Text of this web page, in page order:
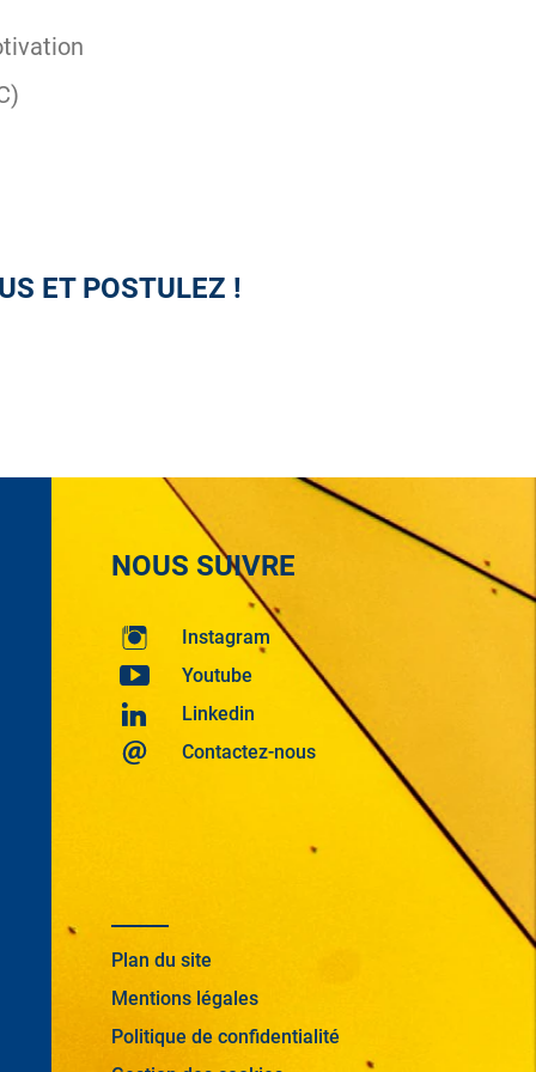
ET POSTULEZ !
NOUS SUIVRE
Instagram
Youtube
Linkedin
Contactez-nous
Plan du site
Mentions légales
Politique de confidentialité